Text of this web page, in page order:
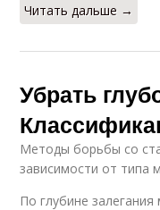
Читать дальше →
Убрать
Методы борьбы со
зависимости от типа
По глубине